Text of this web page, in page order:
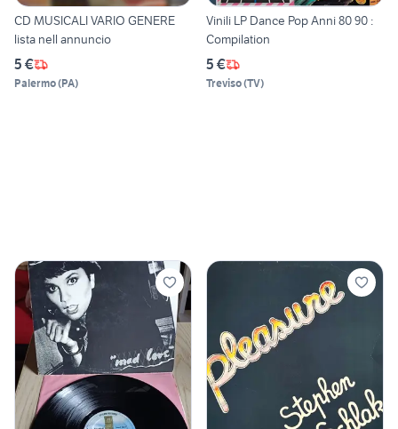
CD MUSICALI VARIO GENERE
lista nell annuncio
5 €
Palermo(PA)
Vinili LP Dance Pop Anni 80 90 :
Compilation
5 €
Treviso(TV)